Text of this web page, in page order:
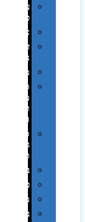
עטי
פלסטיק
אוזניות
זכרונות
ניידים
מפצלים
סביבת
מחשב
וציוד
היקפי
סוללות
גיבוי
ומטענים
ביגוד
כובעים
מגבות
בקבוקים